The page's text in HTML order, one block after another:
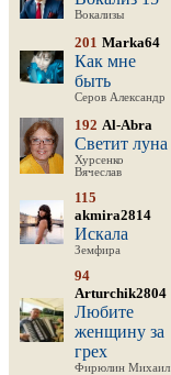
Вокализы
201 Marka64
Как мне
быть
Серов Александр
192 Al-Abra
Светит луна
Хурсенко
Вячеслав
115
akmira2814
Искала
Земфира
94
Arturchik2804
Любите
женщину за
грех
Фирюлин Михаил